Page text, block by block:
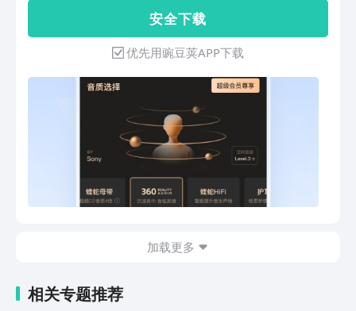
绕声，让人身临其境享受音乐；3.更简洁
的操作界面界面全新设计，去繁从简，点
划之间尽享畅爽体验；4.乐库体验大有不
同耳目一新的乐库，新歌速递、权威榜
单、精选歌单，你要找的音乐，都在酷狗
乐库；5.融合酷狗收音机音乐、情感、新
闻……聆听不同的声音，感受不同世界，
重拾不经意流去的调频时光；6.随身携带
的手机KTV超过300万首海量伴奏，录音
棚、KTV、音乐厅、演唱会……多种音
效，蝰蛇(VIPER)音频渲染，让你开嗓即
量听书内容有声小说、相声评书、儿童故
趣，快来畅听精彩内容；9.演艺直播，点
歌互动每天都有超过6000位美女帅哥主
安 全 下 载
优先用豌豆荚APP下载
加载更多
相关专题推荐